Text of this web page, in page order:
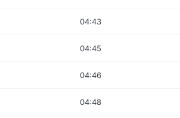
04:43
04:45
04:46
04:48